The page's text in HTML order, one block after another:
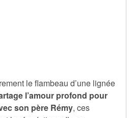
le flambeau d’une lignée
l’amour profond pour
son père Rémy, ces